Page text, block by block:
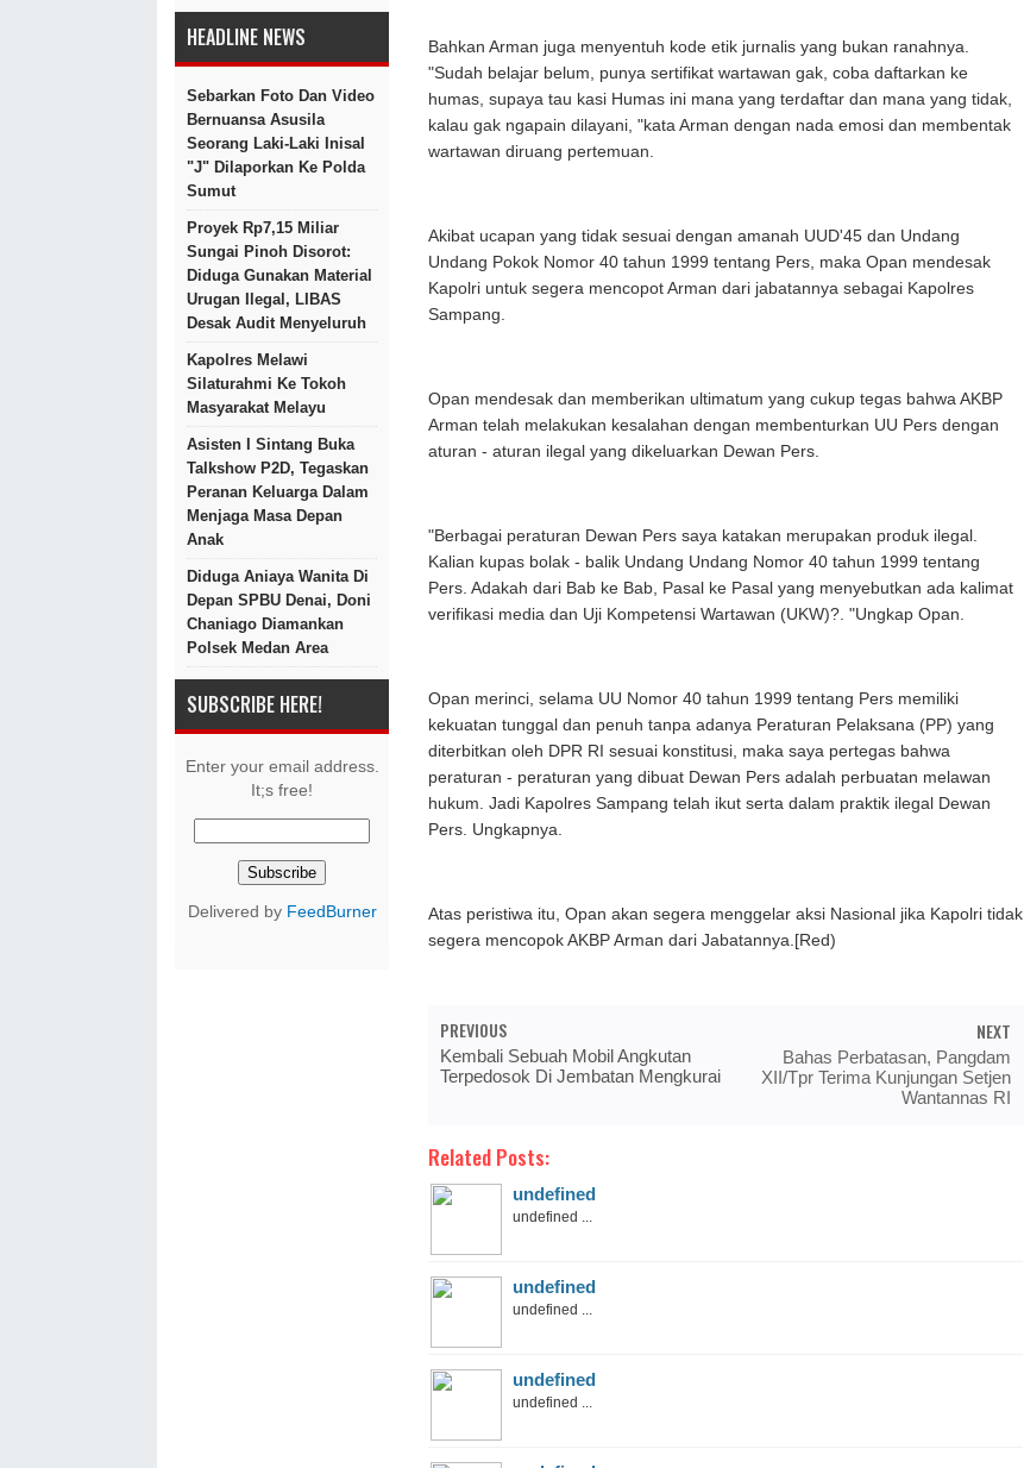
HEADLINE NEWS
Sebarkan Foto Dan Video
Bernuansa Asusila
Seorang Laki-Laki Inisal
"J" Dilaporkan Ke Polda
Sumut
Proyek Rp7,15 Miliar
Sungai Pinoh Disorot:
Diduga Gunakan Material
Urugan Ilegal, LIBAS
Desak Audit Menyeluruh
Kapolres Melawi
Silaturahmi Ke Tokoh
Masyarakat Melayu
Asisten I Sintang Buka
Talkshow P2D, Tegaskan
Peranan Keluarga Dalam
Menjaga Masa Depan
Anak
Diduga Aniaya Wanita Di
Depan SPBU Denai, Doni
Chaniago Diamankan
Polsek Medan Area
SUBSCRIBE HERE!
Enter your email address.
It;s free!
Delivered by FeedBurner
Bahkan Arman juga menyentuh kode etik jurnalis yang bukan ranahnya.
"Sudah belajar belum, punya sertifikat wartawan gak, coba daftarkan ke
humas, supaya tau kasi Humas ini mana yang terdaftar dan mana yang tidak,
kalau gak ngapain dilayani, "kata Arman dengan nada emosi dan membentak
wartawan diruang pertemuan.
Akibat ucapan yang tidak sesuai dengan amanah UUD'45 dan Undang
Undang Pokok Nomor 40 tahun 1999 tentang Pers, maka Opan mendesak
Kapolri untuk segera mencopot Arman dari jabatannya sebagai Kapolres
Sampang.
Opan mendesak dan memberikan ultimatum yang cukup tegas bahwa AKBP
Arman telah melakukan kesalahan dengan membenturkan UU Pers dengan
aturan - aturan ilegal yang dikeluarkan Dewan Pers.
"Berbagai peraturan Dewan Pers saya katakan merupakan produk ilegal.
Kalian kupas bolak - balik Undang Undang Nomor 40 tahun 1999 tentang
Pers. Adakah dari Bab ke Bab, Pasal ke Pasal yang menyebutkan ada kalimat
verifikasi media dan Uji Kompetensi Wartawan (UKW)?. "Ungkap Opan.
Opan merinci, selama UU Nomor 40 tahun 1999 tentang Pers memiliki
kekuatan tunggal dan penuh tanpa adanya Peraturan Pelaksana (PP) yang
diterbitkan oleh DPR RI sesuai konstitusi, maka saya pertegas bahwa
peraturan - peraturan yang dibuat Dewan Pers adalah perbuatan melawan
hukum. Jadi Kapolres Sampang telah ikut serta dalam praktik ilegal Dewan
Pers. Ungkapnya.
Atas peristiwa itu, Opan akan segera menggelar aksi Nasional jika Kapolri tidak
segera mencopok AKBP Arman dari Jabatannya.[Red)
PREVIOUS
Kembali Sebuah Mobil Angkutan
Terpedosok Di Jembatan Mengkurai
NEXT
Bahas Perbatasan, Pangdam
XII/Tpr Terima Kunjungan Setjen
Wantannas RI
Related Posts:
undefined
undefined ...
undefined
undefined ...
undefined
undefined ...